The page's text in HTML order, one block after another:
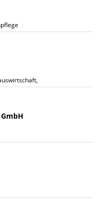
Betreuung